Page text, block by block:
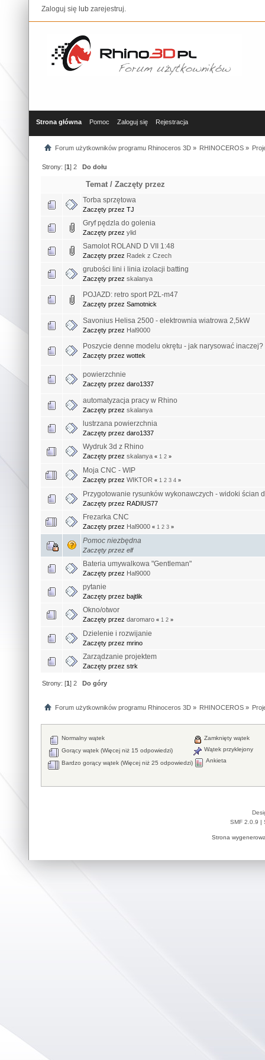
Zaloguj się lub zarejestruj.
Strona główna Pomoc Zaloguj się Rejestracja
Forum użytkowników programu Rhinoceros 3D» RHINOCEROS»
Strony: [1]2 Do dołu
Temat /Zaczęty przez
Torba sprzętowa
Zaczęty przez TJ
Gryf pędzla do golenia
Zaczęty przez ylid
Samolot ROLAND D VII 1:48
Zaczęty przez Radek z Czech
grubości lini i linia izolacji batting
Zaczęty przez skalanya
POJAZD: retro sport PZL-m47
Zaczęty przez Samotnick
Savonius Helisa 2500 - elektrownia wiatrowa 2,5kW
Zaczęty przez Hal9000
Poszycie denne modelu okrętu - jak narysować inaczej?
Zaczęty przez wottek
powierzchnie
Zaczęty przez daro1337
automatyzacja pracy w Rhino
Zaczęty przez skalanya
lustrzana powierzchnia
Zaczęty przez daro1337
Wydruk 3d z Rhino
Zaczęty przez skalanya « 1 2 »
Moja CNC - WIP
Zaczęty przez WIKTOR « 1 2 3 4 »
Przygotowanie rysunków wykonawczych - widoki ścian
Zaczęty przez RADIUS77
Frezarka CNC
Zaczęty przez Hal9000 « 1 2 3 »
Pomoc niezbędna
Zaczęty przez elf
Bateria umywalkowa "Gentleman"
Zaczęty przez Hal9000
pytanie
Zaczęty przez bajtlik
Okno/otwor
Zaczęty przez daromaro « 1 2 »
Dzielenie i rozwijanie
Zaczęty przez mrino
Zarządzanie projektem
Zaczęty przez strk
Strony: [1]2 Do góry
Forum użytkowników programu Rhinoceros 3D» RHINOCEROS»
Normalny wątek
Gorący wątek (Więcej niż 15 odpowiedzi)
Bardzo gorący wątek (Więcej niż 25 odpowiedzi)
Zamknięty wątek
Wątek przyklejony
Ankieta
SMF 2.0.9 |
Strona